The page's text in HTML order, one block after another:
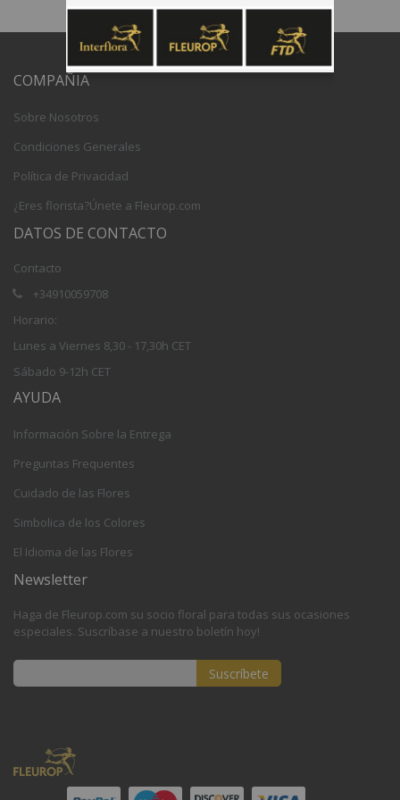
COMPAÑIA
Sobre Nosotros
Condiciones Generales
Política de Privacidad
¿Eres florista?Únete a Fleurop.com
DATOS DE CONTACTO
Contacto
+34910059708
Horario:
Lunes a Viernes 8,30 - 17,30h CET
Sábado 9-12h CET
AYUDA
Información Sobre la Entrega
Preguntas Frequentes
Cuidado de las Flores
Simbolica de los Colores
El Idioma de las Flores
Newsletter
Haga de Fleurop.com su socio floral para todas sus ocasiones
especiales. Suscríbase a nuestro boletín hoy!
nuestro
boletín
de
Suscríbete